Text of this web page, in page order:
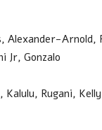
Alexander-Arnold,
Jr, Gonzalo
Kalulu, Rugani,